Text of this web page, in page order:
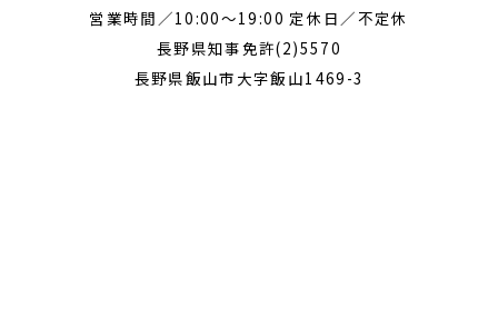
営業時間／10:00～19:00 定休日／不定休
長野県知事免許(2)5570
長野県飯山市大字飯山1469-3